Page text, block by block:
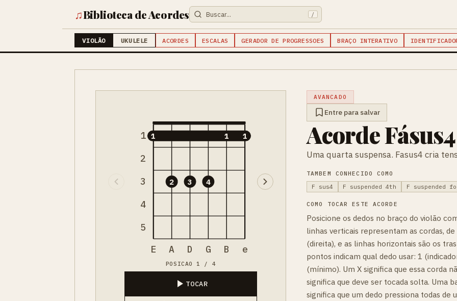
♫Biblioteca de Acordes /
VIOLÃO UKULELE ACORDES ESCALAS GERADOR DE PROGRESSOES BRAÇO INTERATIVO
1
2
3
4
5
1
2 3 4
1 1
E A D G B e
POSICAO 1 / 4
TOCAR
AVANCADO
Entre para salvar
Acorde
Uma quarta suspensa. Fasus4 cria
TAMBEM CONHECIDO COMO
F sus4
F suspended 4th F suspended
COMO TOCAR ESTE ACORDE
Posicione os dedos no braço do violão
linhas verticais representam as cordas,
(direita), e as linhas horizontais são os
pontos indicam qual dedo usar: 1
(mínimo). Um X significa que essa corda
significa que deve ser tocada solta. Uma
significa que um dedo pressiona todas de